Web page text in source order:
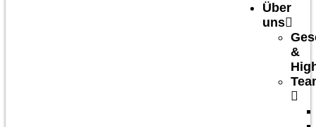
Über
uns
&